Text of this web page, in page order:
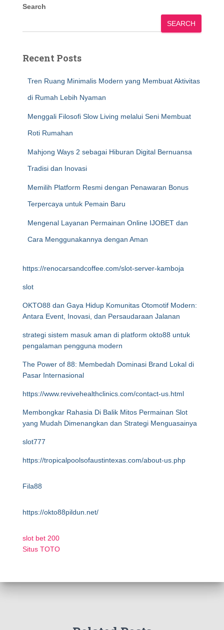
Search
SEARCH
Recent Posts
Tren Ruang Minimalis Modern yang Membuat Aktivitas
di Rumah Lebih Nyaman
Menggali Filosofi Slow Living melalui Seni Membuat
Roti Rumahan
Mahjong Ways 2 sebagai Hiburan Digital Bernuansa
Tradisi dan Inovasi
Memilih Platform Resmi dengan Penawaran Bonus
Terpercaya untuk Pemain Baru
Mengenal Layanan Permainan Online IJOBET dan
Cara Menggunakannya dengan Aman
https://renocarsandcoffee.com/slot-server-kamboja
slot
OKTO88 dan Gaya Hidup Komunitas Otomotif Modern:
Antara Event, Inovasi, dan Persaudaraan Jalanan
strategi sistem masuk aman di platform okto88 untuk
pengalaman pengguna modern
The Power of 88: Membedah Dominasi Brand Lokal di
Pasar Internasional
https://www.revivehealthclinics.com/contact-us.html
Membongkar Rahasia Di Balik Mitos Permainan Slot
yang Mudah Dimenangkan dan Strategi Menguasainya
slot777
https://tropicalpoolsofaustintexas.com/about-us.php
Fila88
https://okto88pildun.net/
slot bet 200
Situs TOTO